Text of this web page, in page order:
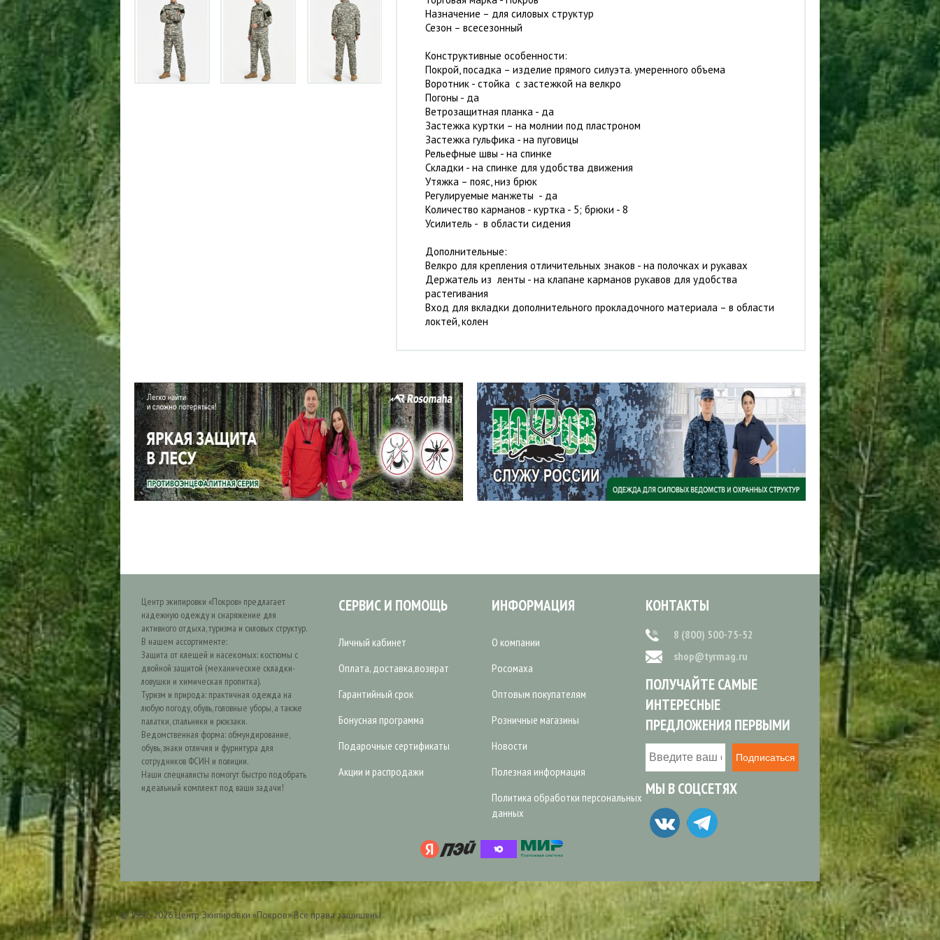
Назначение – для силовых структур
Сезон – всесезонный
Конструктивные особенности:
Покрой, посадка – изделие прямого силуэта. умеренного объема
Воротник - стойка с застежкой на велкро
Погоны - да
Ветрозащитная планка - да
Застежка куртки – на молнии под пластроном
Застежка гульфика - на пуговицы
Рельефные швы - на спинке
Складки - на спинке для удобства движения
Утяжка – пояс, низ брюк
Регулируемые манжеты - да
Количество карманов - куртка - 5; брюки - 8
Усилитель - в области сидения
Дополнительные:
Велкро для крепления отличительных знаков - на полочках и рукавах
Держатель из ленты - на клапане карманов рукавов для удобства
растегивания
Вход для вкладки дополнительного прокладочного материала – в области
локтей, колен
Центр экипировки «Покров» предлагает
надежную одежду и снаряжение для
активного отдыха, туризма и силовых структур.
В нашем ассортименте:
Защита от клещей и насекомых: костюмы с
двойной защитой (механические складки-
ловушки и химическая пропитка).
Туризм и природа: практичная одежда на
любую погоду, обувь, головные уборы, а также
палатки, спальники и рюкзаки.
Ведомственная форма: обмундирование,
обувь, знаки отличия и фурнитура для
сотрудников ФСИН и полиции.
Наши специалисты помогут быстро подобрать
идеальный комплект под ваши задачи!
СЕРВИС И ПОМОЩЬ
Личный кабинет
Оплата, доставка,возврат
Гарантийный срок
Бонусная программа
Подарочные сертификаты
Акции и распродажи
ИНФОРМАЦИЯ
О компании
Росомаха
Оптовым покупателям
Розничные магазины
Новости
Полезная информация
Политика обработки персональных
данных
КОНТАКТЫ
8 (800) 500-75-52
shop@tyrmag.ru
ПОЛУЧАЙТЕ САМЫЕ
ИНТЕРЕСНЫЕ
ПРЕДЛОЖЕНИЯ ПЕРВЫМИ
Подписаться
МЫ В СОЦСЕТЯХ
© 1992-2026 Центр Экипировки «Покров» Все права защищены